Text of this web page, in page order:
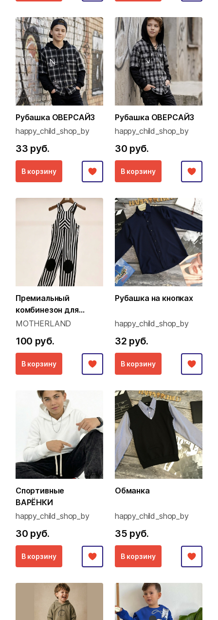
Рубашка ОВЕРСАЙЗ
happy_child_shop_by
33 руб.
В корзину
Рубашка ОВЕРСАЙЗ
happy_child_shop_by
30 руб.
В корзину
Премиальный
комбинезон для
малышей (Family Look
MOTHERLAND
100 руб.
В корзину
Рубашка на кнопках
happy_child_shop_by
32 руб.
В корзину
Спортивные
ВАРЁНКИ
happy_child_shop_by
30 руб.
В корзину
Обманка
happy_child_shop_by
35 руб.
В корзину